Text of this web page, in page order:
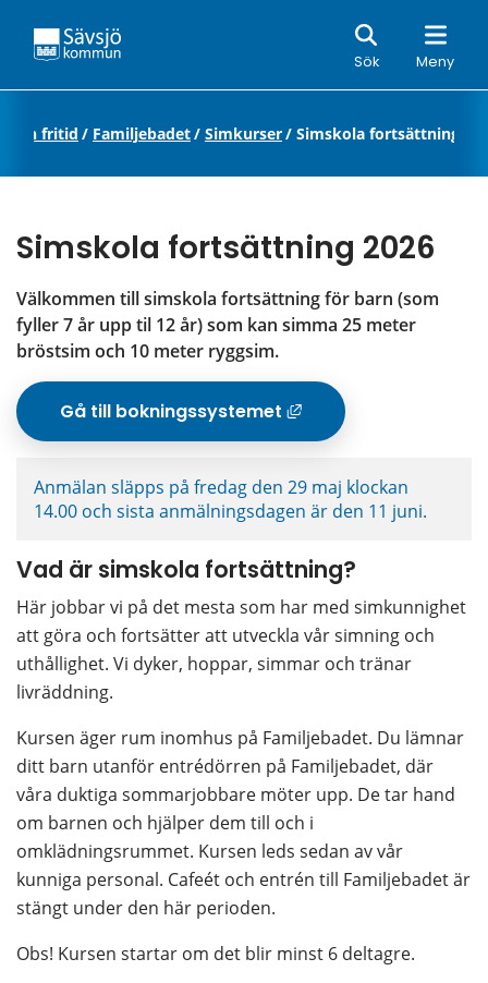
Sök Meny
Sök
och fritid / Familjebadet/ Simkurser/ Simskola fortsättning
Simskola fortsättning 2026
Välkommen till simskola fortsättning för barn (som
fyller 7 år upp til 12 år) som kan simma 25 meter
bröstsim och 10 meter ryggsim.
Gå till bokningssystemet
Anmälan släpps på fredag den 29 maj klockan
14.00 och sista anmälningsdagen är den 11 juni.
Vad är simskola fortsättning?
Här jobbar vi på det mesta som har med simkunnighet
att göra och fortsätter att utveckla vår simning och
uthållighet. Vi dyker, hoppar, simmar och tränar
livräddning.
Kursen äger rum inomhus på Familjebadet. Du lämnar
ditt barn utanför entrédörren på Familjebadet, där
våra duktiga sommarjobbare möter upp. De tar hand
om barnen och hjälper dem till och i
omklädningsrummet. Kursen leds sedan av vår
kunniga personal. Cafeét och entrén till Familjebadet är
stängt under den här perioden.
Obs! Kursen startar om det blir minst 6 deltagre.